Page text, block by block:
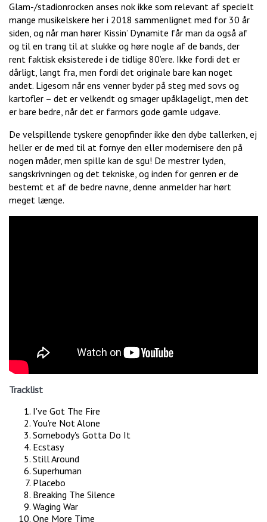
Glam-/stadionrocken anses nok ikke som relevant af specielt
mange musikelskere her i 2018 sammenlignet med for 30 år
siden, og når man hører Kissin’ Dynamite får man da også af
og til en trang til at slukke og høre nogle af de bands, der
rent faktisk eksisterede i de tidlige 80’ere. Ikke fordi det er
dårligt, langt fra, men fordi det originale bare kan noget
andet. Ligesom når ens venner byder på steg med sovs og
kartofler – det er velkendt og smager upåklageligt, men det
er bare bedre, når det er farmors gode gamle udgave.
De velspillende tyskere genopfinder ikke den dybe tallerken, ej
heller er de med til at fornye den eller modernisere den på
nogen måder, men spille kan de sgu! De mestrer lyden,
sangskrivningen og det tekniske, og inden for genren er de
bestemt et af de bedre navne, denne anmelder har hørt
meget længe.
Tracklist
I've Got The Fire
You're Not Alone
Somebody's Gotta Do It
Ecstasy
Still Around
Superhuman
Placebo
Breaking The Silence
Waging War
One More Time